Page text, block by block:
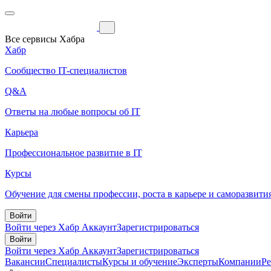
Все сервисы Хабра
Хабр
Сообщество IT-специалистов
Q&A
Ответы на любые вопросы об IT
Карьера
Профессиональное развитие в IT
Курсы
Обучение для смены профессии, роста в карьере и
Войти
Войти через Хабр АккаунтЗарегистрироваться
Войти
Войти через Хабр АккаунтЗарегистрироваться
ВакансииСпециалистыКурсы и обучениеЭкспертыКомпании